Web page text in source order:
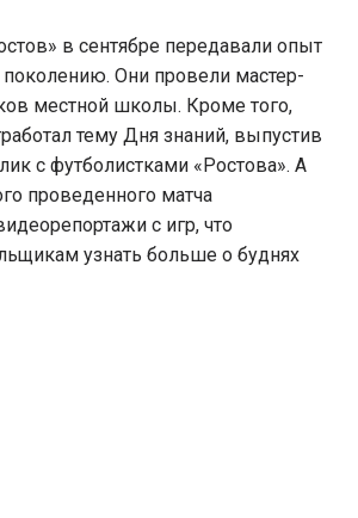
в сентябре передавали опыт
Они провели мастер-
местной школы. Кроме того,
тему Дня знаний, выпустив
с футболистками «Ростова». А
проведенного матча
с игр, что
узнать больше о буднях